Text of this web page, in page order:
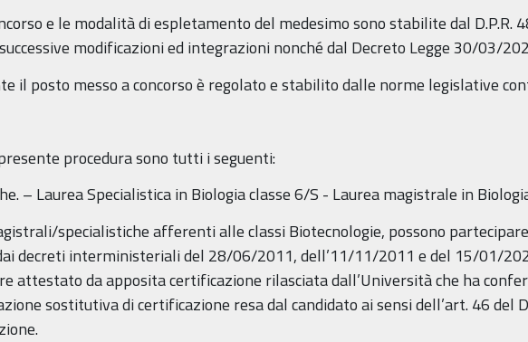
e le modalità di espletamento del medesimo sono stabilite dal D.P.R.
modificazioni ed integrazioni nonché dal Decreto Legge 30/03/
il posto messo a concorso è regolato e stabilito dalle norme legislative
procedura sono tutti i seguenti:
Laurea Specialistica in Biologia classe 6/S - Laurea magistrale in
specialistiche afferenti alle classi Biotecnologie, possono
decreti interministeriali del 28/06/2011, dell’11/11/2011 e del 15/01/
attestato da apposita certificazione rilasciata dall’Università che ha
sostitutiva di certificazione resa dal candidato ai sensi dell’art. 46 del